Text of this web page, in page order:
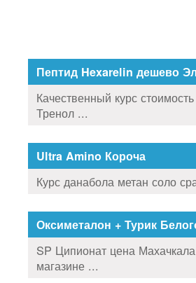
Пептид Hexarelin дешево
Качественный курс
Тренол ...
Ultra Amino Короча
Курс данабола метан соло
Оксиметалон + Турик
SP Ципионат цена
магазине ...